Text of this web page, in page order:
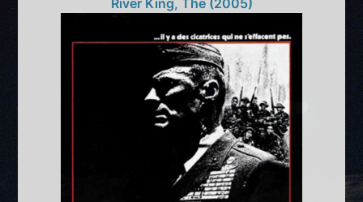
River King, The (2005)